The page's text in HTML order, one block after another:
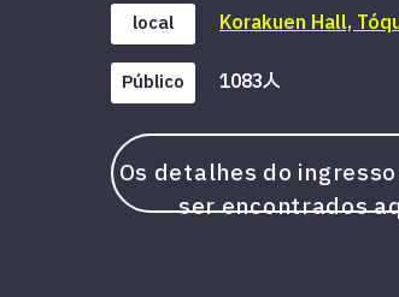
local Korakuen Hall,
Público 1083人
Os detalhes do
ser encontrados